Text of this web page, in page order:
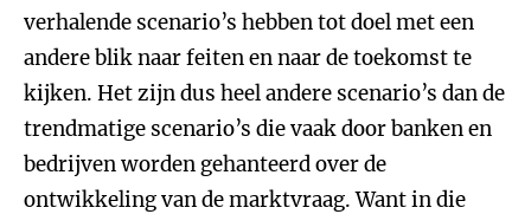
verhalende scenario’s hebben tot doel met een
andere blik naar feiten en naar de toekomst te
kijken. Het zijn dus heel andere scenario’s dan de
trendmatige scenario’s die vaak door banken en
bedrijven worden gehanteerd over de
ontwikkeling van de marktvraag. Want in die